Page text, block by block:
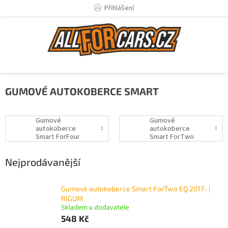
Přihlášení
GUMOVÉ AUTOKOBERCE SMART
Gumové
autokoberce
Smart ForFour
Gumové
autokoberce
Smart ForTwo
Nejprodávanější
Gumové autokoberce Smart ForTwo EQ 2017- |
RIGUM
Skladem u dodavatele
548 Kč